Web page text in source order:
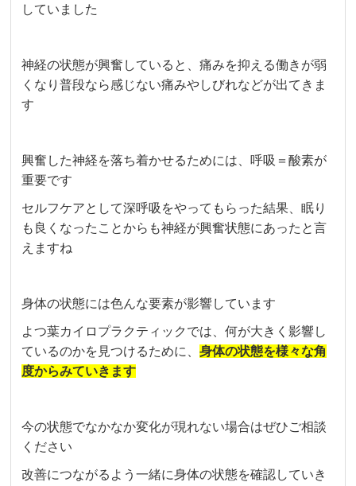
していました
神経の状態が興奮していると、痛みを抑える働きが弱
くなり普段なら感じない痛みやしびれなどが出てきま
す
興奮した神経を落ち着かせるためには、呼吸＝酸素が
重要です
セルフケアとして深呼吸をやってもらった結果、眠り
も良くなったことからも神経が興奮状態にあったと言
えますね
身体の状態には色んな要素が影響しています
よつ葉カイロプラクティックでは、何が大きく影響し
ているのかを見つけるために、身体の状態を様々な角
度からみていきます
今の状態でなかなか変化が現れない場合はぜひご相談
ください
改善につながるよう一緒に身体の状態を確認していき